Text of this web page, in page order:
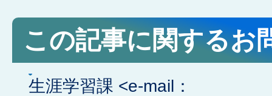
この記事に関するお
生涯学習課 <e-mail：